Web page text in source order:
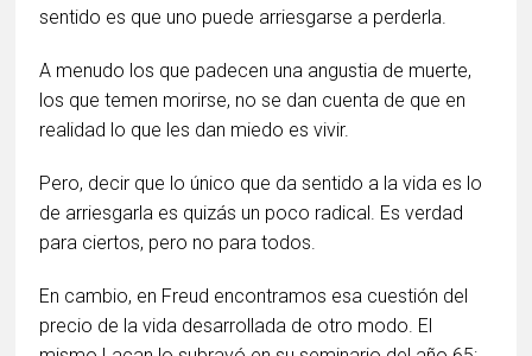
sentido es que uno puede arriesgarse a perderla.
A menudo los que padecen una angustia de muerte,
los que temen morirse, no se dan cuenta de que en
realidad lo que les dan miedo es vivir.
Pero, decir que lo único que da sentido a la vida es lo
de arriesgarla es quizás un poco radical. Es verdad
para ciertos, pero no para todos.
En cambio, en Freud encontramos esa cuestión del
precio de la vida desarrollada de otro modo. El